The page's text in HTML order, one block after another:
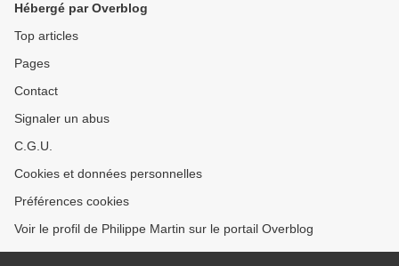
Hébergé par Overblog
Top articles
Pages
Contact
Signaler un abus
C.G.U.
Cookies et données personnelles
Préférences cookies
Voir le profil de Philippe Martin sur le portail Overblog